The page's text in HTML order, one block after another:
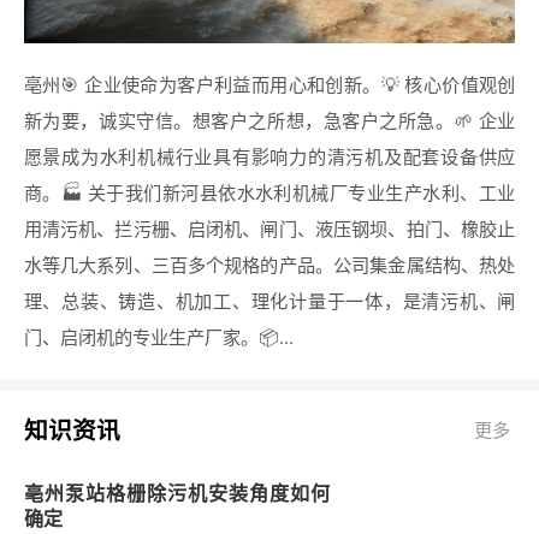
亳州🎯 企业使命为客户利益而用心和创新。💡 核心价值观创
新为要，诚实守信。想客户之所想，急客户之所急。🌱 企业
愿景成为水利机械行业具有影响力的清污机及配套设备供应
商。🏭 关于我们新河县依水水利机械厂专业生产水利、工业
用清污机、拦污栅、启闭机、闸门、液压钢坝、拍门、橡胶止
水等几大系列、三百多个规格的产品。公司集金属结构、热处
理、总装、铸造、机加工、理化计量于一体，是清污机、闸
门、启闭机的专业生产厂家。📦...
知识资讯 更多
亳州泵站格栅除污机安装角度如何
确定